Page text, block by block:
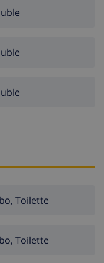
(Astra) et
et lave-vaisselle,
double et
Toilette
Toilette